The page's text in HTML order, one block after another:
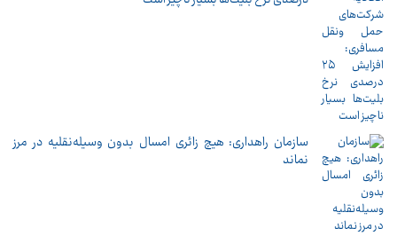
سازمان راهداری: هیچ زائری امسال بدون وسیله‌نقلیه در مرز
نماند